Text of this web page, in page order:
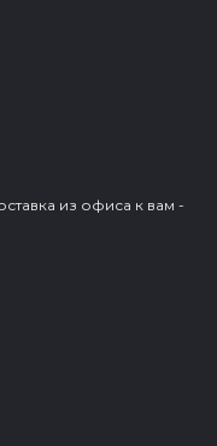
из офиса к вам -